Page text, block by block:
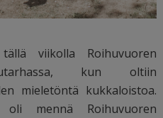
viikolla Roihuvuoren
kun oltiin
mieletöntä kukkaloistoa.
oli mennä Roihuvuoren